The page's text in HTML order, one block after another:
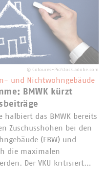
© Coloures-Pic/stock.adobe.com
und Nichtwohngebäude
BMWK kürzt
halbiert das BMWK bereits
Zuschusshöhen bei den
(EBW) und
die maximalen
Der VKU kritisiert…